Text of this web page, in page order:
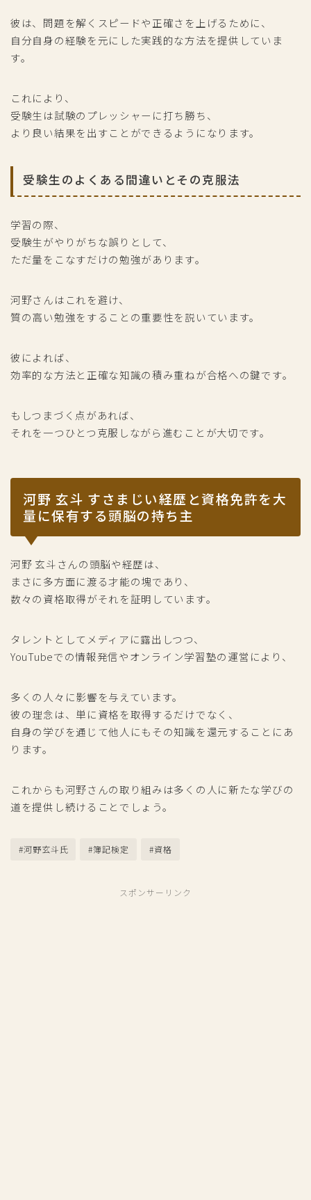
彼は、問題を解くスピードや正確さを上げるために、
自分自身の経験を元にした実践的な方法を提供していま
す。
これにより、
受験生は試験のプレッシャーに打ち勝ち、
より良い結果を出すことができるようになります。
受験生のよくある間違いとその克服法
学習の際、
受験生がやりがちな誤りとして、
ただ量をこなすだけの勉強があります。
河野さんはこれを避け、
質の高い勉強をすることの重要性を説いています。
彼によれば、
効率的な方法と正確な知識の積み重ねが合格への鍵です。
もしつまづく点があれば、
それを一つひとつ克服しながら進むことが大切です。
河野 玄斗 すさまじい経歴と資格免許を大
量に保有する頭脳の持ち主
河野 玄斗さんの頭脳や経歴は、
まさに多方面に渡る才能の塊であり、
数々の資格取得がそれを証明しています。
タレントとしてメディアに露出しつつ、
YouTubeでの情報発信やオンライン学習塾の運営により、
多くの人々に影響を与えています。
彼の理念は、単に資格を取得するだけでなく、
自身の学びを通じて他人にもその知識を還元することにあ
ります。
これからも河野さんの取り組みは多くの人に新たな学びの
道を提供し続けることでしょう。
#河野玄斗氏 #簿記検定 #資格
スポンサーリンク